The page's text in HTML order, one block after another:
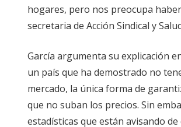
hogares, pero nos preocupa
secretaria de Acción Sindical y
García argumenta su explicación
un país que ha demostrado no
mercado, la única forma de
que no suban los precios. Sin
estadísticas que están avisando